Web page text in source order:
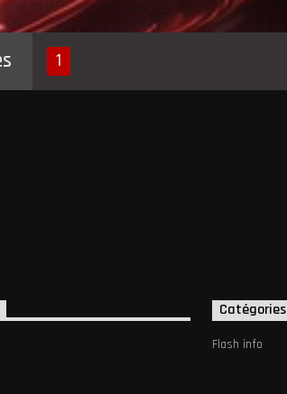
1
Catégories
Flash info